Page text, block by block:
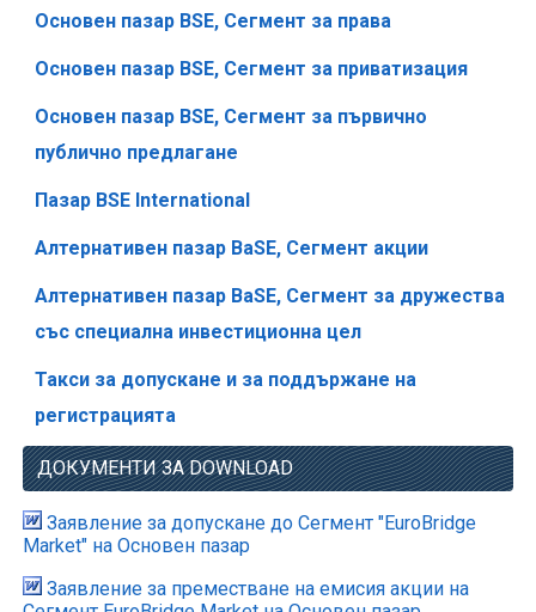
Основен пазар BSE, Сегмент за права
Основен пазар BSE, Сегмент за приватизация
Основен пазар BSE, Сегмент за първично
публично предлагане
Пазар BSE International
Алтернативен пазар BaSE, Сегмент акции
Алтернативен пазар BaSE, Сегмент за дружества
със специална инвестиционна цел
Такси за допускане и за поддържане на
регистрацията
ДОКУМЕНТИ ЗА DOWNLOAD
Заявление за допускане до Сегмент "EuroBridge
Market" на Основен пазар
Заявление за преместване на емисия акции на